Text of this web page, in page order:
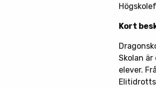
Kort
Skolan
elever.